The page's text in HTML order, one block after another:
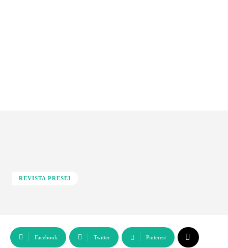
REVISTA PRESEI
Facebook Twitter Pinterest